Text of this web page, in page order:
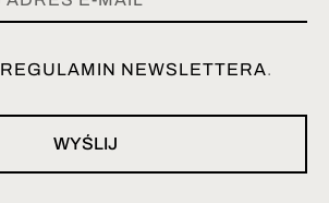
REGULAMIN NEWSLETTERA.
WYŚLIJ